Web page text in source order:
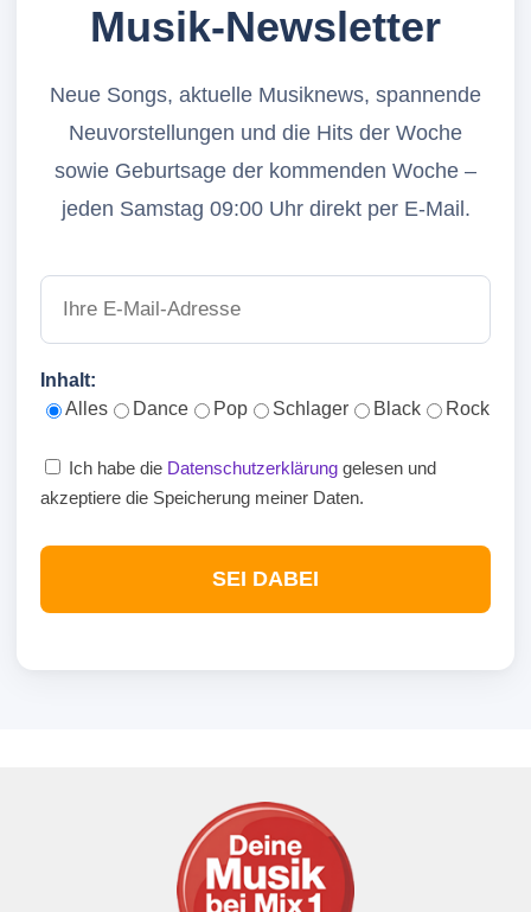
Musik-Newsletter
Neue Songs, aktuelle Musiknews, spannende
Neuvorstellungen und die Hits der Woche
sowie Geburtsage der kommenden Woche –
jeden Samstag 09:00 Uhr direkt per E-Mail.
Inhalt:
Alles
Dance Pop Schlager Black Rock
Ich habe die Datenschutzerklärung gelesen und
akzeptiere die Speicherung meiner Daten.
SEI DABEI